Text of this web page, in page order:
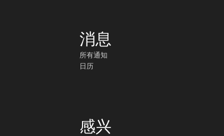
消息
所有通知
日历
感兴